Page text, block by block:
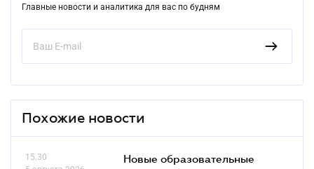
Главные новости и аналитика для вас по будням
Похожие новости
15.30
Новые образовательные